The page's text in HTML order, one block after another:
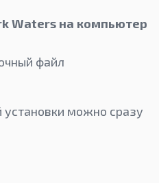
Waters на компьютер
файл
можно сразу